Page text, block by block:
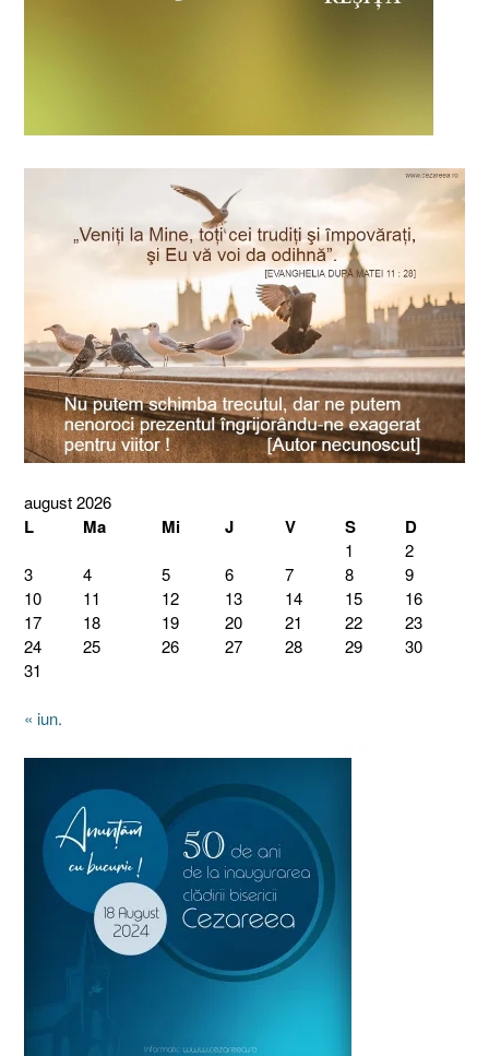
august 2026
L Ma Mi J V S D
1
2
3
4 5 6 7 8
9
10
11 12 13 14 15
16
17
18 19 20 21 22
23
24
25 26 27 28 29
30
31
« iun.